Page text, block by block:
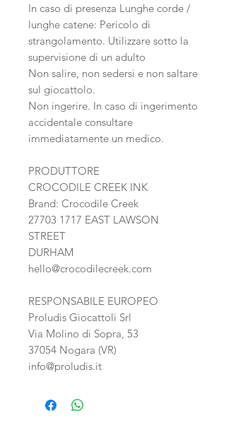
In caso di presenza Lunghe corde /
lunghe catene: Pericolo di
strangolamento. Utilizzare sotto la
supervisione di un adulto
Non salire, non sedersi e non saltare
sul giocattolo.
Non ingerire. In caso di ingerimento
accidentale consultare
immediatamente un medico.
PRODUTTORE
CROCODILE CREEK INK
Brand: Crocodile Creek
27703 1717 EAST LAWSON
STREET
DURHAM
hello@crocodilecreek.com
RESPONSABILE EUROPEO
Proludis Giocattoli Srl
Via Molino di Sopra, 53
37054 Nogara (VR)
info@proludis.it